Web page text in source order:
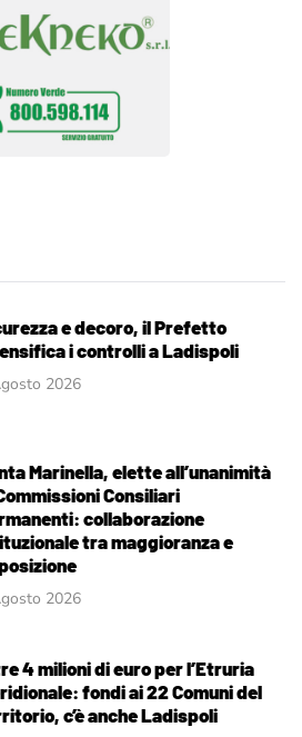
e decoro, il Prefetto
i controlli a Ladispoli
2026
Marinella, elette all’unanimità
Consiliari
collaborazione
tra maggioranza e
2026
4 milioni di euro per l’Etruria
fondi ai 22 Comuni del
c’è anche Ladispoli